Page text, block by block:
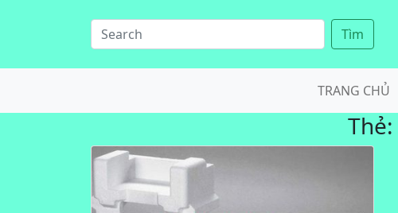
Tìm
TRANG CHỦ
Thẻ: